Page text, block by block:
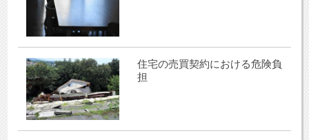
住宅の売買契約における危険負
担